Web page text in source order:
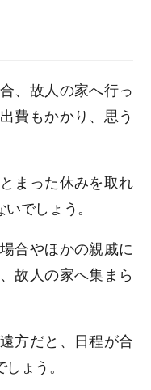
、故人の家へ行っ
費もかかり、思う
まった休みを取れ
でしょう。
合やほかの親戚に
故人の家へ集まら
方だと、日程が合
ょう。